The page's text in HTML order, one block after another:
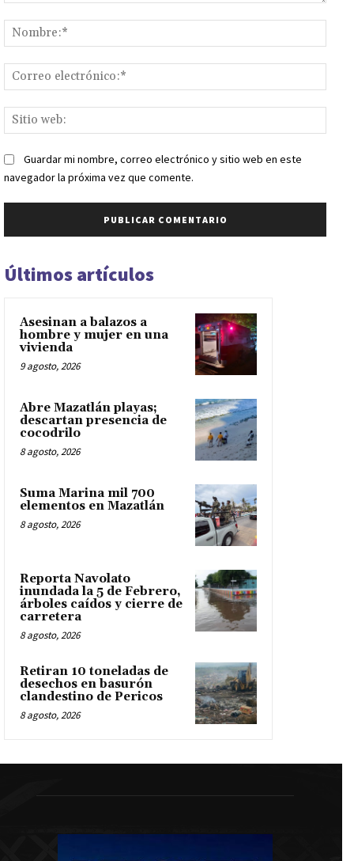
web:
Guardar mi nombre, correo electrónico y sitio web en este
navegador la próxima vez que comente.
Últimos artículos
Asesinan a balazos a
hombre y mujer en una
vivienda
9 agosto, 2026
Abre Mazatlán playas;
descartan presencia de
cocodrilo
8 agosto, 2026
Suma Marina mil 700
elementos en Mazatlán
8 agosto, 2026
Reporta Navolato
inundada la 5 de Febrero,
árboles caídos y cierre de
carretera
8 agosto, 2026
Retiran 10 toneladas de
desechos en basurón
clandestino de Pericos
8 agosto, 2026